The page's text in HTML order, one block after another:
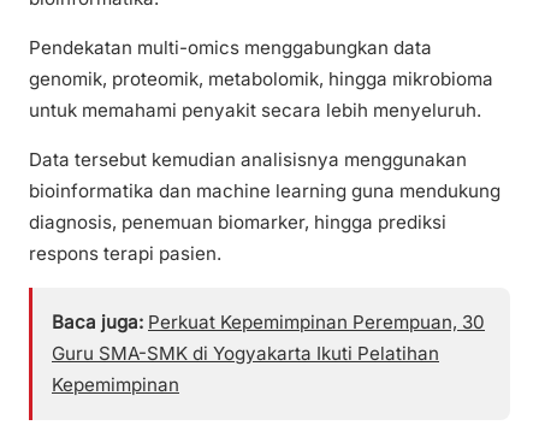
Pendekatan multi-omics menggabungkan data
genomik, proteomik, metabolomik, hingga mikrobioma
untuk memahami penyakit secara lebih menyeluruh.
Data tersebut kemudian analisisnya menggunakan
bioinformatika dan machine learning guna mendukung
diagnosis, penemuan biomarker, hingga prediksi
respons terapi pasien.
Baca juga: Perkuat Kepemimpinan Perempuan, 30
Guru SMA-SMK di Yogyakarta Ikuti Pelatihan
Kepemimpinan